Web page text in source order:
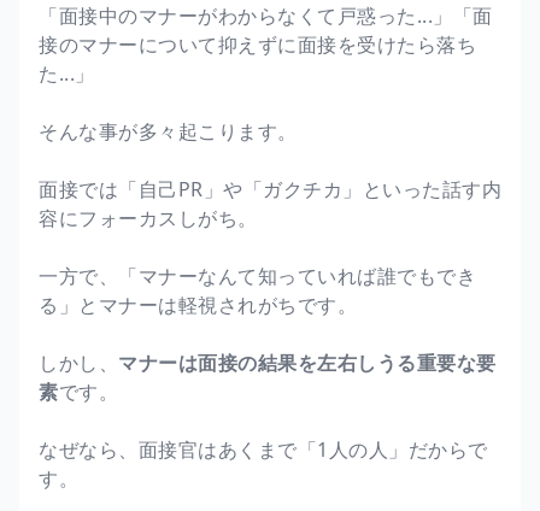
「面接中のマナーがわからなくて戸惑った...」「面
接のマナーについて抑えずに面接を受けたら落ち
た...」
そんな事が多々起こります。
面接では「自己PR」や「ガクチカ」といった話す内
容にフォーカスしがち。
一方で、「マナーなんて知っていれば誰でもでき
る」とマナーは軽視されがちです。
しかし、 マナーは面接の結果を左右しうる重要な要
素です。
なぜなら、面接官はあくまで「1人の人」だからで
す。